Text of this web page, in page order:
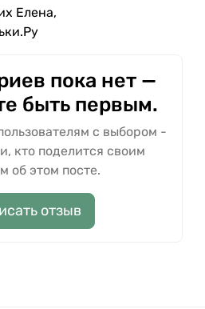
Елена,
пока нет —
быть первым.
с выбором -
кто поделится своим
об этом посте.
отзыв